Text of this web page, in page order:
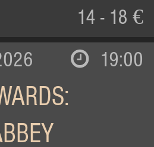
14 - 18 €
19:00